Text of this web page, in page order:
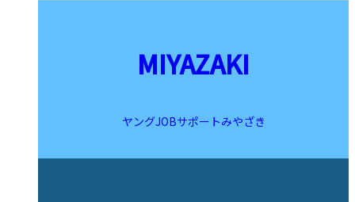
MIYAZAKI
ヤングJOBサポートみやざき